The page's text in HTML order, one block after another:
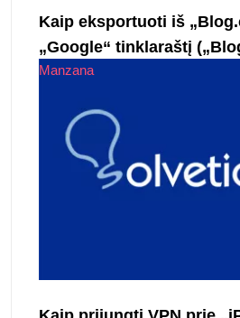
Kaip eksportuoti iš
„Google“ tinklaraštį
Manzana